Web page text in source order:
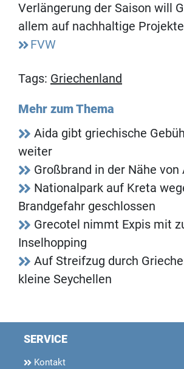
Verlängerung der Saison will
allem auf nachhaltige
FVW
Tags: Griechenland
Mehr zum Thema
Aida gibt griechische
weiter
Großbrand in der Nähe von
Nationalpark auf Kreta
Brandgefahr geschlossen
Grecotel nimmt Expis mit
Inselhopping
Auf Streifzug durch
kleine Seychellen
SERVICE
Kontakt